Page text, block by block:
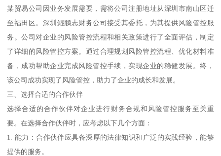
某贸易公司因业务发展需要，需将公司注册地址从深圳市南山区迁
至福田区。深圳鲲鹏志财务公司接受其委托，为其提供风险管控服
务。公司对企业的风险管控流程和相关政策进行了全面评估，制定
了详细的风险管控方案。通过合理规划风险管控流程、优化材料准
备，成功帮助企业完成风险管控手续，实现企业的稳健发展。终，
该公司成功实现了风险管控，助力了企业的成长和发展。
三、选择合适的合作伙伴
选择合适的合作伙伴对企业进行财务合规和风险管控服务至关重
要。在选择合作伙伴时，应考虑以下几个方面：
1. 能力：合作伙伴应具备深厚的法律知识和广泛的实践经验，能够
提供的服务。